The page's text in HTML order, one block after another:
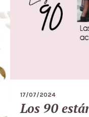
17/07/2024
Los 90